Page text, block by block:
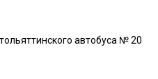
автобуса № 20